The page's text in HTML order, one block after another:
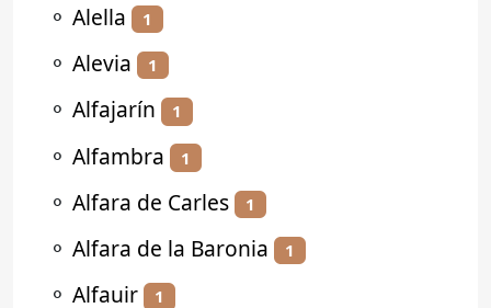
⚬ Alella 1
⚬ Alevia 1
⚬ Alfajarín 1
⚬ Alfambra 1
⚬ Alfara de Carles 1
⚬ Alfara de la Baronia 1
⚬ Alfauir 1